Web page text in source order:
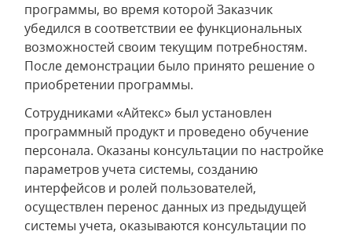
программы, во время которой Заказчик
убедился в соответствии ее функциональных
возможностей своим текущим потребностям.
После демонстрации было принято решение о
приобретении программы.
Сотрудниками «Айтекс» был установлен
программный продукт и проведено обучение
персонала. Оказаны консультации по настройке
параметров учета системы, созданию
интерфейсов и ролей пользователей,
осуществлен перенос данных из предыдущей
системы учета, оказываются консультации по